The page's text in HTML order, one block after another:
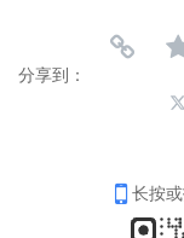
分享到：
长按